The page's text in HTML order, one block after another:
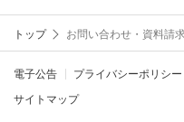
トップ お問い合わせ・資料請
電子公告 プライバシーポリシー
サイトマップ